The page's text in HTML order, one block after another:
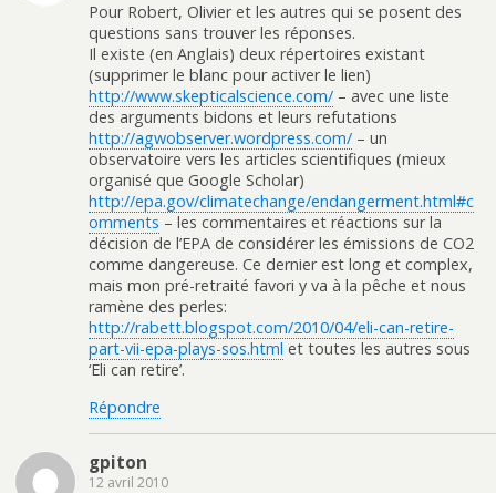
Pour Robert, Olivier et les autres qui se posent des
questions sans trouver les réponses.
Il existe (en Anglais) deux répertoires existant
(supprimer le blanc pour activer le lien)
http://www.skepticalscience.com/ – avec une liste
des arguments bidons et leurs refutations
http://agwobserver.wordpress.com/ – un
observatoire vers les articles scientifiques (mieux
organisé que Google Scholar)
http://epa.gov/climatechange/endangerment.html#c
omments – les commentaires et réactions sur la
décision de l’EPA de considérer les émissions de CO2
comme dangereuse. Ce dernier est long et complex,
mais mon pré-retraité favori y va à la pêche et nous
ramène des perles:
http://rabett.blogspot.com/2010/04/eli-can-retire-
part-vii-epa-plays-sos.html et toutes les autres sous
‘Eli can retire’.
Répondre
gpiton
12 avril 2010